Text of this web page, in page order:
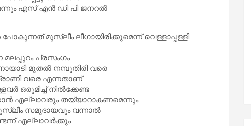
എസ് എൻ ഡി പി ജനറൽ
മുസ്ലീം ലീഗായിരിക്കുമെന്ന് വെള്ളാപ്പള്ളി
മലപ്പുറം പ്രസംഗം
മുതൽ നമ്പൂതിരി വരെ
വരെ എന്നതാണ്
ഒരുമിച്ച് നിൽക്കേണ്ട
എല്ലാവരും തയ്യാറാകണമെന്നും
സമുദായവും വന്നാൽ
എല്ലാവർക്കും